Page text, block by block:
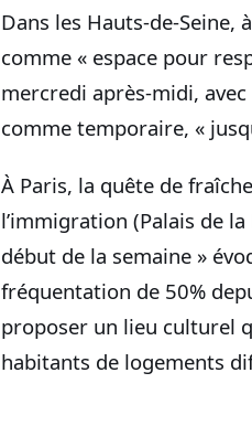
Dans les Hauts-de-Seine,
comme « espace pour
mercredi après-midi,
comme temporaire, «
À Paris, la quête de
l’immigration (Palais de
début de la semaine »
fréquentation de 50%
proposer un lieu culturel
habitants de logements